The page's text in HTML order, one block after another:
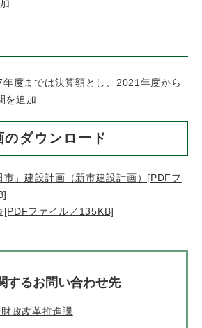
度までは決算額とし、2021年度から
を追加
のダウンロード
市」建設計画（新市建設計画）[PDFフ
[PDFファイル／135KB]
するお問い合わせ先
政改革推進課